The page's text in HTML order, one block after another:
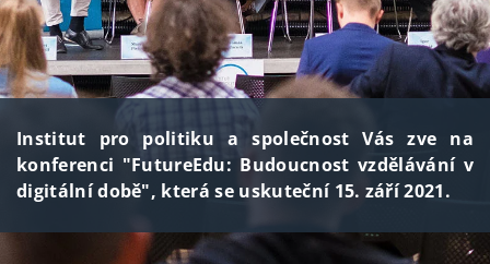
Institut pro politiku a společnost Vás zve na
konferenci "FutureEdu: Budoucnost vzdělávání v
digitální době", která se uskuteční 15. září 2021.